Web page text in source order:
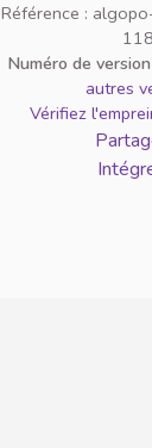
Référence :
Numéro de
autres
Vérifiez